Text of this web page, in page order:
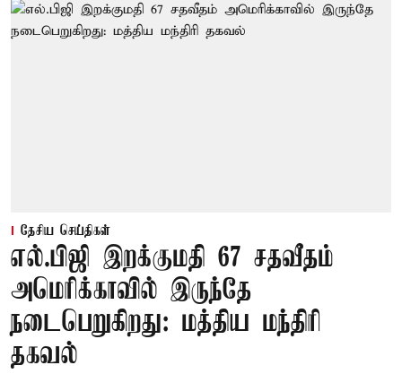
தேசிய செய்திகள்
எல்.பிஜி இறக்குமதி 67 சதவீதம்
அமெரிக்காவில் இருந்தே
நடைபெறுகிறது: மத்திய மந்திரி
தகவல்